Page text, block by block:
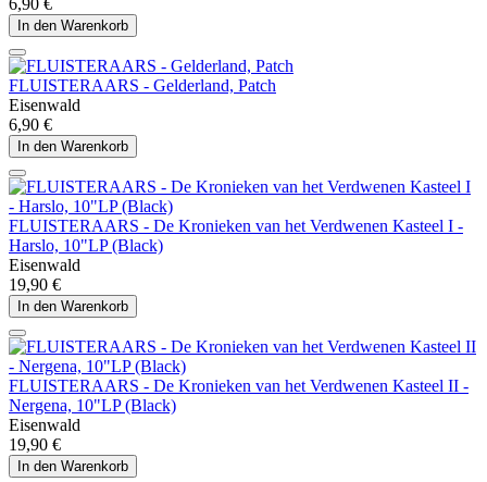
6,90 €
In den Warenkorb
FLUISTERAARS - Gelderland, Patch
Eisenwald
6,90 €
In den Warenkorb
FLUISTERAARS - De Kronieken van het Verdwenen Kasteel I -
Harslo, 10"LP (Black)
Eisenwald
19,90 €
In den Warenkorb
FLUISTERAARS - De Kronieken van het Verdwenen Kasteel II -
Nergena, 10"LP (Black)
Eisenwald
19,90 €
In den Warenkorb